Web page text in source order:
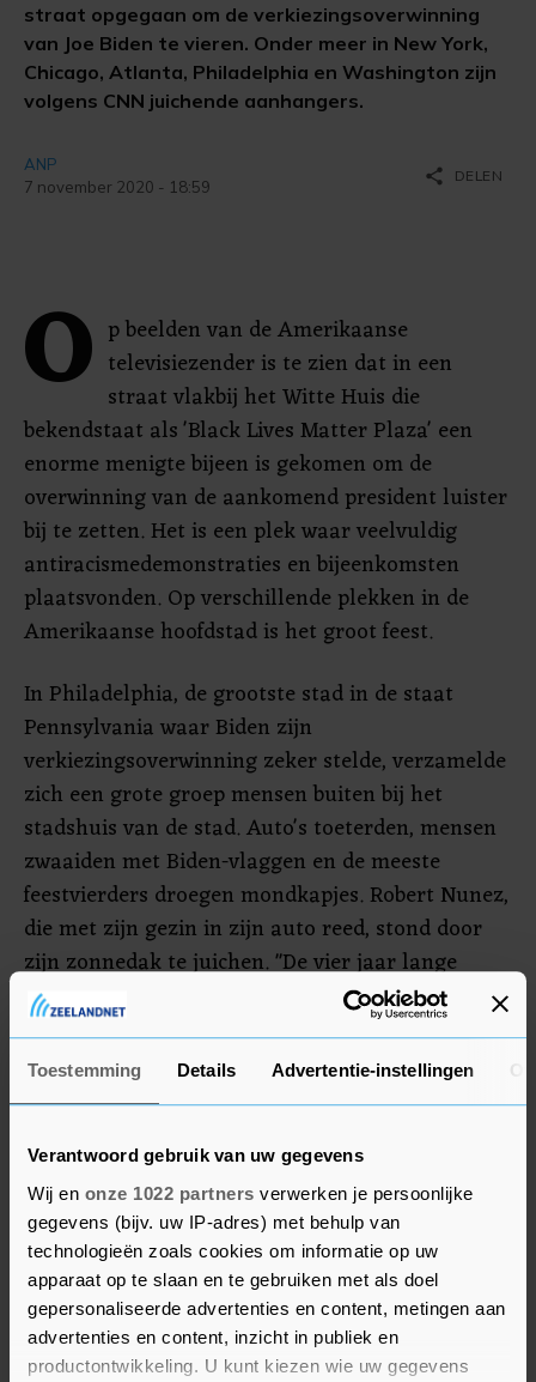
Toestemming Details Advertentie-instellingen
Verantwoord gebruik van uw gegevens
Wij en onze 1022 partners verwerken je persoonlijke
gegevens (bijv. uw IP-adres) met behulp van
technologieën zoals cookies om informatie op uw
apparaat op te slaan en te gebruiken met als doel
gepersonaliseerde advertenties en content, metingen aan
advertenties en content, inzicht in publiek en
productontwikkeling. U kunt kiezen wie uw gegevens
straat opgegaan om de verkiezingsoverwinning
van Joe Biden te vieren. Onder meer in New York,
Chicago, Atlanta, Philadelphia en Washington zijn
volgens CNN juichende aanhangers.
ANP
7 november 2020 - 18:59
share DELEN
O p beelden van de Amerikaanse
televisiezender is te zien dat in een
straat vlakbij het Witte Huis die
bekendstaat als 'Black Lives Matter Plaza' een
enorme menigte bijeen is gekomen om de
overwinning van de aankomend president luister
bij te zetten. Het is een plek waar veelvuldig
antiracismedemonstraties en bijeenkomsten
plaatsvonden. Op verschillende plekken in de
Amerikaanse hoofdstad is het groot feest.
In Philadelphia, de grootste stad in de staat
Pennsylvania waar Biden zijn
verkiezingsoverwinning zeker stelde, verzamelde
zich een grote groep mensen buiten bij het
stadshuis van de stad. Auto's toeterden, mensen
zwaaiden met Biden-vlaggen en de meeste
feestvierders droegen mondkapjes. Robert Nunez,
die met zijn gezin in zijn auto reed, stond door
zijn zonnedak te juichen. "De vier jaar lange
nachtmerrie is voorbij", aldus Nunez, die zei dat
hij huilde toen hij ontdekte dat het
presidentschap van Trump ten einde liep. "Ik ben
zo blij. Ik weet niet wat ik moet doen", zei een
tranen over haar wangen.